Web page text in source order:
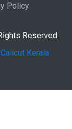
Policy
Reserved.
Kerala